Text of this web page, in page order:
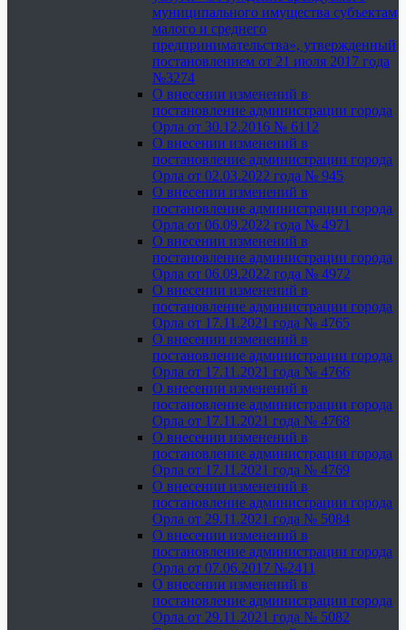
муниципального имущества субъектам
малого и среднего
предпринимательства», утвержденный
постановлением от 21 июля 2017 года
№3274
О внесении изменений в
постановление администрации города
Орла от 30.12.2016 № 6112
О внесении изменений в
постановление администрации города
Орла от 02.03.2022 года № 945
О внесении изменений в
постановление администрации города
Орла от 06.09.2022 года № 4971
О внесении изменений в
постановление администрации города
Орла от 06.09.2022 года № 4972
О внесении изменений в
постановление администрации города
Орла от 17.11.2021 года № 4765
О внесении изменений в
постановление администрации города
Орла от 17.11.2021 года № 4766
О внесении изменений в
постановление администрации города
Орла от 17.11.2021 года № 4768
О внесении изменений в
постановление администрации города
Орла от 17.11.2021 года № 4769
О внесении изменений в
постановление администрации города
Орла от 29.11.2021 года № 5084
О внесении изменений в
постановление администрации города
Орла от 07.06.2017 №2411
О внесении изменений в
постановление администрации города
Орла от 29.11.2021 года № 5082